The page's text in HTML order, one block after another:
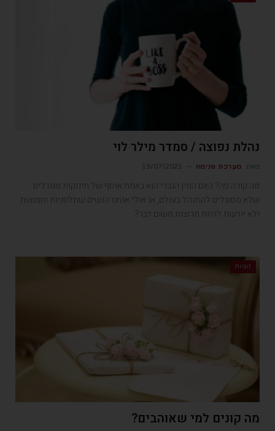
נהלת נפוצה / סמדר מילר לוי
מערכת פנימה
מה קורה פה? האם המין הגברי הוא באמת אוסף של תינוקות מגודלים
שלא מסוגלים להתנהל בעולם, או אולי אנחנו הנשים שתלטניות וחמוצות
ולא יודעות להיות מרוצות משום דבר?
זוגיות
מה קונים למי שאוהבים?